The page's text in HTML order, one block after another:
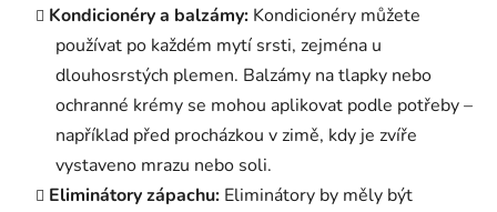
Kondicionéry a balzámy: Kondicionéry můžete
používat po každém mytí srsti, zejména u
dlouhosrstých plemen. Balzámy na tlapky nebo
ochranné krémy se mohou aplikovat podle potřeby –
například před procházkou v zimě, kdy je zvíře
vystaveno mrazu nebo soli.
Eliminátory zápachu: Eliminátory by měly být